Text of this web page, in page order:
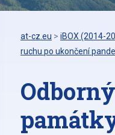
at-cz.eu > iBOX (2014-
ruchu po ukončení